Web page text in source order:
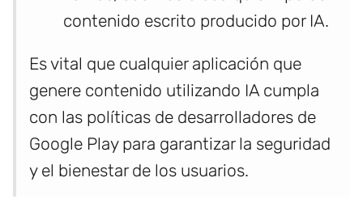
contenido escrito producido por IA.
Es vital que cualquier aplicación que
genere contenido utilizando IA cumpla
con las políticas de desarrolladores de
Google Play para garantizar la seguridad
y el bienestar de los usuarios.